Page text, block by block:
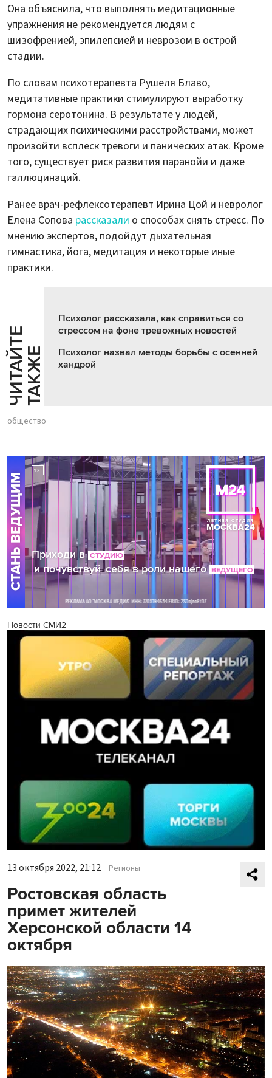
Она объяснила, что выполнять медитационные
упражнения не рекомендуется людям с
шизофренией, эпилепсией и неврозом в острой
стадии.
По словам психотерапевта Рушеля Блаво,
медитативные практики стимулируют выработку
гормона серотонина. В результате у людей,
страдающих психическими расстройствами, может
произойти всплеск тревоги и панических атак. Кроме
того, существует риск развития паранойи и даже
галлюцинаций.
Ранее врач-рефлексотерапевт Ирина Цой и невролог
Елена Сопова рассказали о способах снять стресс. По
мнению экспертов, подойдут дыхательная
гимнастика, йога, медитация и некоторые иные
практики.
Ч
И
Т
АЙ
Т
Е
Т
А
К
ЖЕ
Психолог рассказала, как справиться со
стрессом на фоне тревожных новостей
Психолог назвал методы борьбы с осенней
хандрой
общество
Новости СМИ2
13 октября 2022, 21:12 Регионы
Ростовская область
примет жителей
Херсонской области 14
октября